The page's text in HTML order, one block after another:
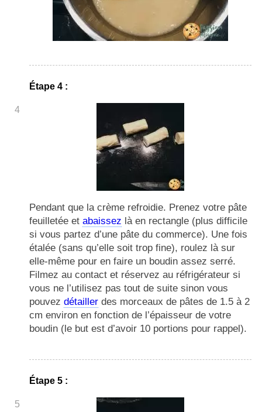
Étape 4 :
4
Pendant que la crème refroidie. Prenez votre pâte
feuilletée et abaissez là en rectangle (plus difficile
si vous partez d’une pâte du commerce). Une fois
étalée (sans qu’elle soit trop fine), roulez là sur
elle-même pour en faire un boudin assez serré.
Filmez au contact et réservez au réfrigérateur si
vous ne l’utilisez pas tout de suite sinon vous
pouvez détailler des morceaux de pâtes de 1.5 à 2
cm environ en fonction de l’épaisseur de votre
boudin (le but est d’avoir 10 portions pour rappel).
Étape 5 :
5